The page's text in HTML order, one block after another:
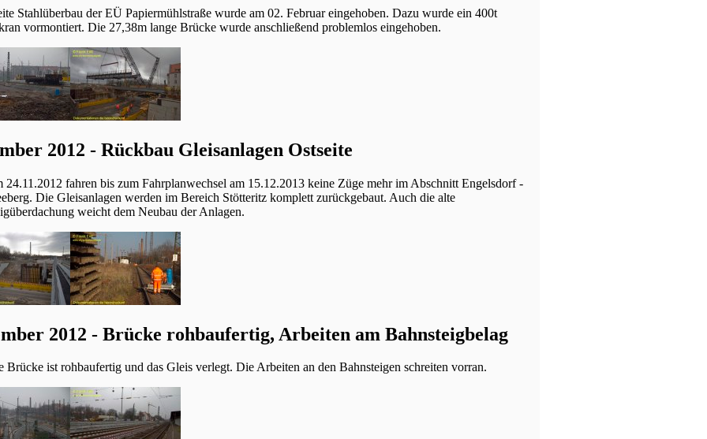
Stahlüberbau der EÜ Papiermühlstraße wurde am 02. Februar eingehoben. Dazu wurde ein 400t
vormontiert. Die 27,38m lange Brücke wurde anschließend problemlos eingehoben.
2012 - Rückbau Gleisanlagen Ostseite
24.11.2012 fahren bis zum Fahrplanwechsel am 15.12.2013 keine Züge mehr im Abschnitt Engelsdorf -
Die Gleisanlagen werden im Bereich Stötteritz komplett zurückgebaut. Auch die alte
weicht dem Neubau der Anlagen.
2012 - Brücke rohbaufertig, Arbeiten am Bahnsteigbelag
Brücke ist rohbaufertig und das Gleis verlegt. Die Arbeiten an den Bahnsteigen schreiten vorran.